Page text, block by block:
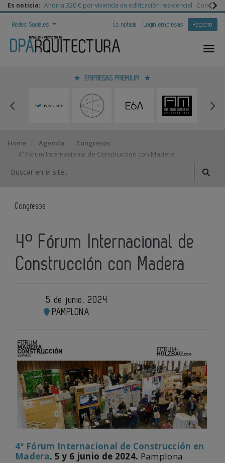
Es noticia: Ahorra 320 € por vivienda en edificación residencial
Redes Sociales Es noticia Login empresas Registro
EMPRESAS PREMIUM
Home Agenda
Congresos
4º Fórum Internacional de Construcción con Madera
Congresos
4º Fórum Internacional de
Construcción con Madera
5 de junio, 2024
PAMPLONA
4º Fórum Internacional de Construcción en
Madera. 5 y 6 junio de 2024. Pamplona.